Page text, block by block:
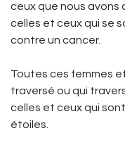
ceux que nous avons
celles et ceux qui se
contre un cancer.
Toutes ces femmes
traversé ou qui
celles et ceux qui
étoiles.